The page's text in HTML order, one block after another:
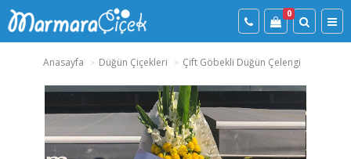
0
Anasayfa Düğün Çiçekleri Çift Göbekli Düğün Çelengi